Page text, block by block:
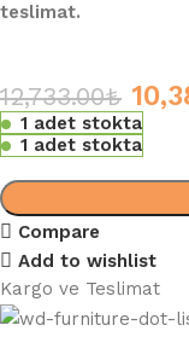
teslimat.
12,733.00₺
1 adet stokta
1 adet stokta
Compare
Add to wishlist
Kargo ve Teslimat